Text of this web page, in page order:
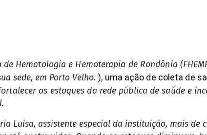
Hematologia e Hemoterapia de Rondônia
sede, em Porto Velho.), uma ação de coleta de
os estoques da rede pública de saúde e
Luisa, assistente especial da instituição, mais de